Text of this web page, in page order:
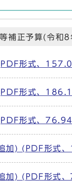
補正予算(令和
形式、
形式、
形式、
加) (PDF形式
加) (PDF形式